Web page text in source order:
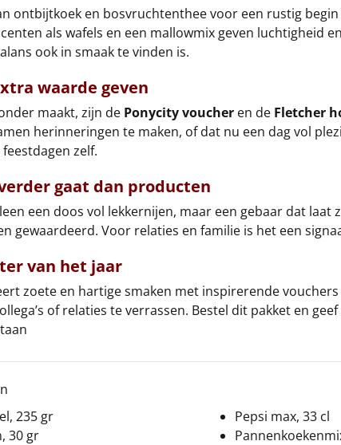
ontbijtkoek en bosvruchtenthee voor een rustig
als wafels en een mallowmix geven luchtigheid
ook in smaak te vinden is.
waarde geven
maakt, zijn de Ponycity voucher en de Fletcher
herinneringen te maken, of dat nu een dag vol
zelf.
gaat dan producten
een doos vol lekkernijen, maar een gebaar dat
gewaardeerd. Voor relaties en familie is het een
van het jaar
zoete en hartige smaken met inspirerende
of relaties te verrassen. Bestel dit pakket en
235 gr
30 gr
Pepsi max, 33 cl